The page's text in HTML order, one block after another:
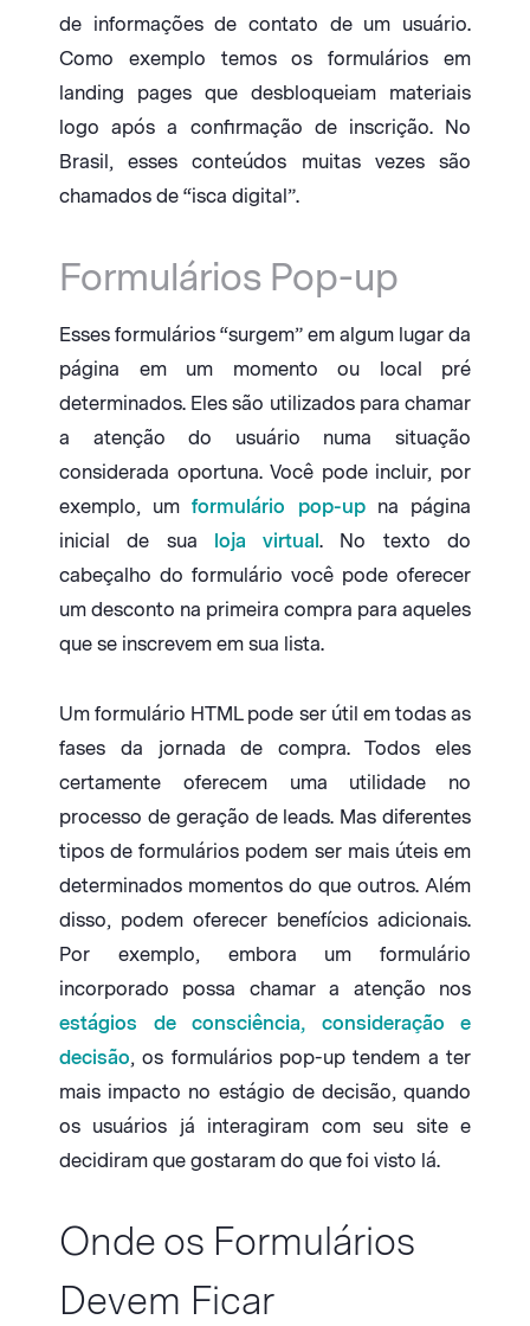
de informações de contato de um usuário.
Como exemplo temos os formulários em
landing pages que desbloqueiam materiais
logo após a confirmação de inscrição. No
Brasil, esses conteúdos muitas vezes são
chamados de “isca digital”.
Formulários Pop-up
Esses formulários “surgem” em algum lugar da
página em um momento ou local pré
determinados. Eles são utilizados para chamar
a atenção do usuário numa situação
considerada oportuna. Você pode incluir, por
exemplo, umformulário pop-upna página
inicial de sua
loja virtual. No texto do
cabeçalho do formulário você pode oferecer
um desconto na primeira compra para aqueles
que se inscrevem em sua lista.
Um formulário HTML pode ser útil em todas as
fases da jornada de compra. Todos eles
certamente oferecem uma utilidade no
processo de geração de leads. Mas diferentes
tipos de formulários podem ser mais úteis em
determinados momentos do que outros. Além
disso, podem oferecer benefícios adicionais.
Por exemplo, embora um formulário
incorporado possa chamar a atenção nos
estágios de consciência, consideração e
decisão, os formulários pop-up tendem a ter
mais impacto no estágio de decisão, quando
os usuários já interagiram com seu site e
decidiram que gostaram do que foi visto lá.
Onde os Formulários
Devem Ficar